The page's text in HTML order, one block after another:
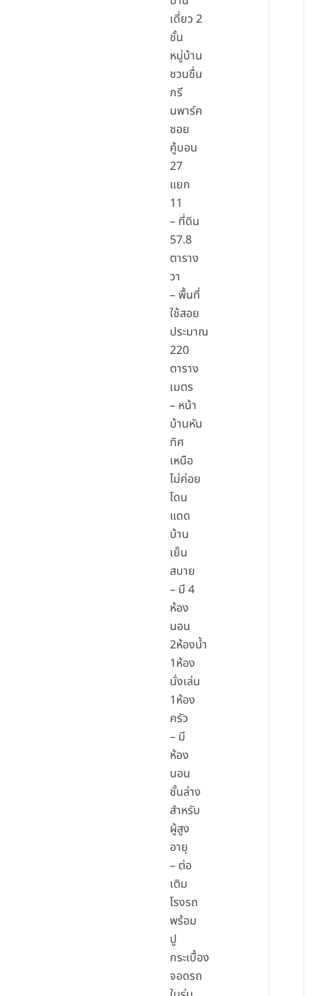
เดี่ยว 2
ชั้น
หมู่บ้าน
ชวนชื่น
กรี
นพาร์ค
ซอย
คู้บอน
27
แยก
11
– ที่ดิน
57.8
ตาราง
วา
– พื้นที่
ใช้สอย
ประมาณ
220
ตาราง
เมตร
– หน้า
บ้านหัน
ทิศ
เหนือ
ไม่ค่อย
โดน
แดด
บ้าน
เย็น
สบาย
– มี 4
ห้อง
นอน
2ห้องน้ำ
1ห้อง
นั่งเล่น
1ห้อง
ครัว
– มี
ห้อง
นอน
ชั้นล่าง
สำหรับ
ผู้สูง
อายุ
– ต่อ
เติม
โรงรถ
พร้อม
ปู
กระเบื้อง
จอดรถ